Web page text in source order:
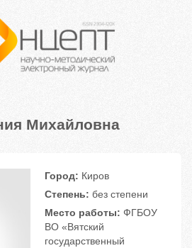
Михайловна
Город: Киров
Степень: без степени
Место работы: ФГБОУ
ВО «Вятский
государственный